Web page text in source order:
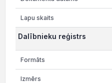
Dalībnieku reģistrs